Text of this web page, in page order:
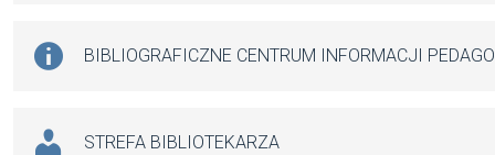
BIBLIOGRAFICZNE CENTRUM INFORMACJI
STREFA BIBLIOTEKARZA